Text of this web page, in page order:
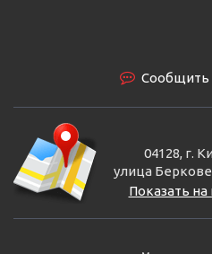
Сообщить
04128, г.
улица
Показать на